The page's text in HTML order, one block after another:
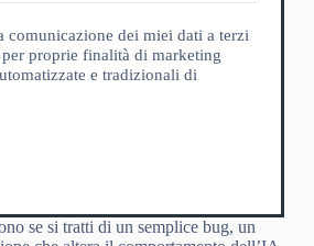
comunicazione dei miei dati a terzi
proprie finalità di marketing
e tradizionali di
se si tratti di un semplice bug, un